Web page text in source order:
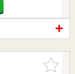
お気に入
りに追加